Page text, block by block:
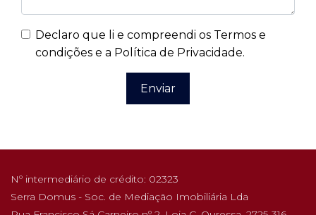
Declaro que li e compreendi os Termos e
condições e a Política de Privacidade.
Enviar
Nº intermediário de crédito: 02323
Serra Domus - Soc. de Mediação Imobiliária Lda